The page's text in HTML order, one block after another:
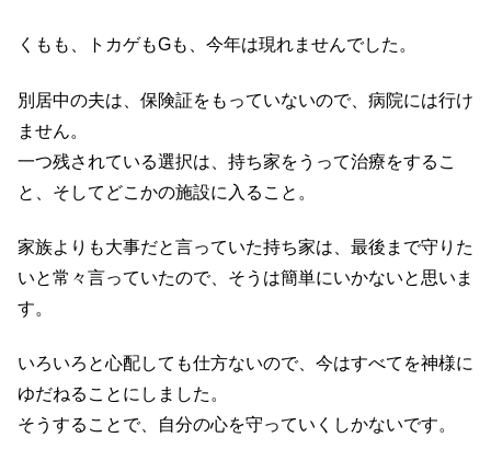
くもも、トカゲもGも、今年は現れませんでした。
別居中の夫は、保険証をもっていないので、病院には行け
ません。
一つ残されている選択は、持ち家をうって治療をするこ
と、そしてどこかの施設に入ること。
家族よりも大事だと言っていた持ち家は、最後まで守りた
いと常々言っていたので、そうは簡単にいかないと思いま
す。
いろいろと心配しても仕方ないので、今はすべてを神様に
ゆだねることにしました。
そうすることで、自分の心を守っていくしかないです。